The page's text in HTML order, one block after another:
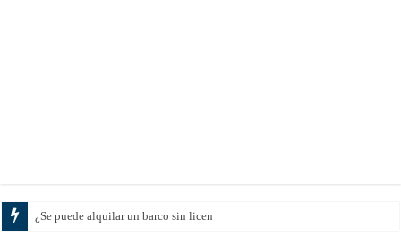
¿Se puede alquilar un barco sin licencia en